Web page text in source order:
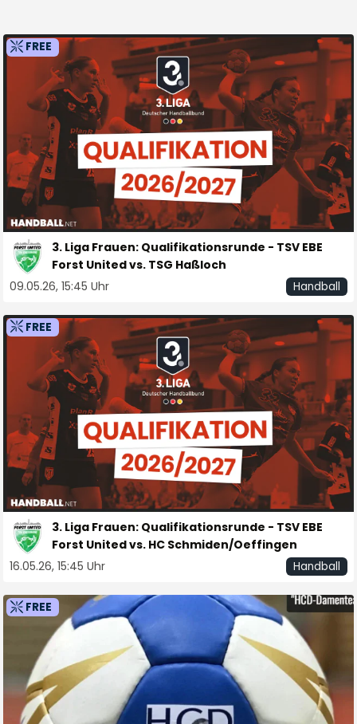
FREE
3. Liga Frauen: Qualifikationsrunde - TSV EBE
Forst United vs. TSG Haßloch
09.05.26, 15:45 Uhr
Handball
FREE
3. Liga Frauen: Qualifikationsrunde - TSV EBE
Forst United vs. HC Schmiden/Oeffingen
16.05.26, 15:45 Uhr
Handball
FREE